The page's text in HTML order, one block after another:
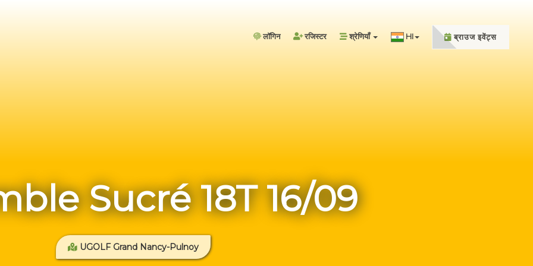
लॉगिन रजिस्टर श्रेणियाँ HI ब्राउज इवेंट्स
Sucré 18T 16/09
UGOLF Grand Nancy-Pulnoy